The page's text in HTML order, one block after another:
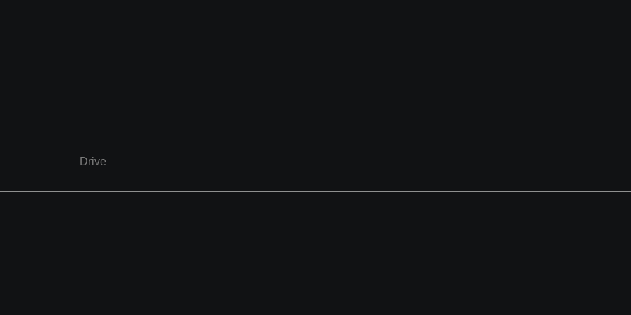
Drive